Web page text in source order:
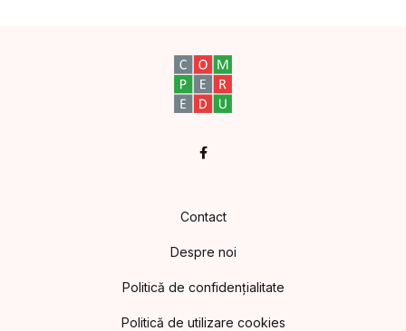
Facebook
Contact
Despre noi
Politică de confidențialitate
Politică de utilizare cookies